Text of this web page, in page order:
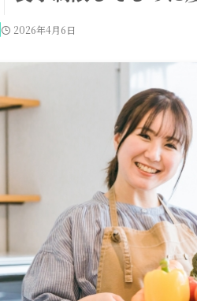
2026年4月6日